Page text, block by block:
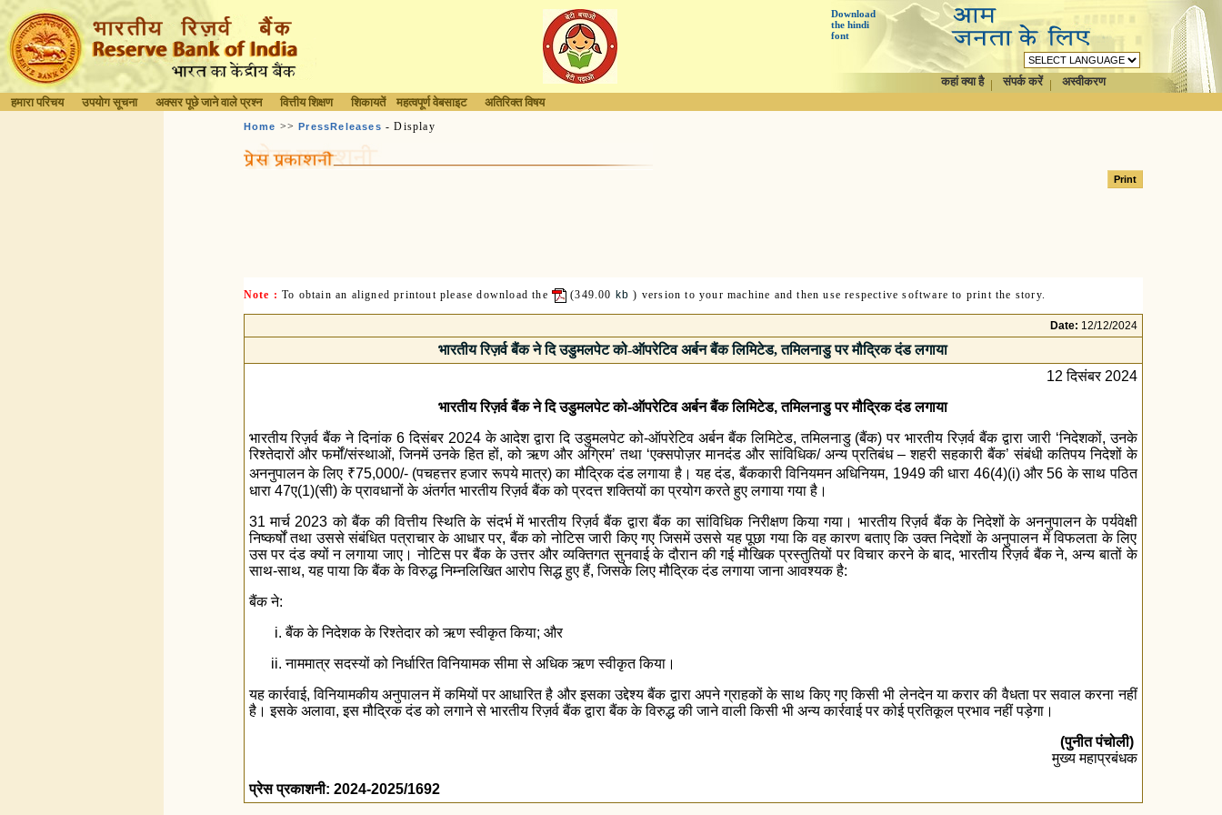
Download
the hindi
font
कहां क्या है संपर्क करें
अस्वीकरण
हमारा परिचय
उपयोग सूचना अक्सर पूछे जाने वाले प्रश्न वित्तीय शिक्षण शिकायतें महत्वपूर्ण वेबसाइट अतिरिक्त विषय
Home >>PressReleases - Display
Note : To obtain an aligned printout please download the (349.00 kb ) version to your machine and then use respective software to print the story.
Date: 12/12/2024
भारतीय रिज़र्व बैंक ने दि उडुमलपेट को-ऑपरेटिव अर्बन बैंक लिमिटेड, तमिलनाडु पर मौद्रिक दंड लगाया
12 दिसंबर 2024
भारतीय रिज़र्व बैंक ने दि उडुमलपेट को-ऑपरेटिव अर्बन बैंक लिमिटेड, तमिलनाडु पर मौद्रिक दंड लगाया
भारतीय रिज़र्व बैंक ने दिनांक 6 दिसंबर 2024 के आदेश द्वारा दि उडुमलपेट को-ऑपरेटिव अर्बन बैंक लिमिटेड, तमिलनाडु (बैंक) पर भारतीय रिज़र्व बैंक द्वारा जारी ‘निदेशकों, उनके
रिश्तेदारों और फर्मों/संस्थाओं, जिनमें उनके हित हों, को ऋण और अग्रिम’ तथा ‘एक्सपोज़र मानदंड और सांविधिक/ अन्य प्रतिबंध – शहरी सहकारी बैंक’ संबंधी कतिपय निदेशों के
अननुपालन के लिए ₹75,000/- (पचहत्तर हजार रूपये मात्र) का मौद्रिक दंड लगाया है। यह दंड, बैंककारी विनियमन अधिनियम, 1949 की धारा 46(4)(i) और 56 के साथ पठित
धारा 47ए(1)(सी) के प्रावधानों के अंतर्गत भारतीय रिज़र्व बैंक को प्रदत्त शक्तियों का प्रयोग करते हुए लगाया गया है।
31 मार्च 2023 को बैंक की वित्तीय स्थिति के संदर्भ में भारतीय रिज़र्व बैंक द्वारा बैंक का सांविधिक निरीक्षण किया गया। भारतीय रिज़र्व बैंक के निदेशों के अननुपालन के पर्यवेक्षी
निष्कर्षों तथा उससे संबंधित पत्राचार के आधार पर, बैंक को नोटिस जारी किए गए जिसमें उससे यह पूछा गया कि वह कारण बताए कि उक्त निदेशों के अनुपालन में विफलता के लिए
उस पर दंड क्यों न लगाया जाए। नोटिस पर बैंक के उत्तर और व्यक्तिगत सुनवाई के दौरान की गई मौखिक प्रस्तुतियों पर विचार करने के बाद, भारतीय रिज़र्व बैंक ने, अन्य बातों के
साथ-साथ, यह पाया कि बैंक के विरुद्ध निम्नलिखित आरोप सिद्ध हुए हैं, जिसके लिए मौद्रिक दंड लगाया जाना आवश्यक है:
बैंक ने:
बैंक के निदेशक के रिश्तेदार को ऋण स्वीकृत किया; और
नाममात्र सदस्यों को निर्धारित विनियामक सीमा से अधिक ऋण स्वीकृत किया।
यह कार्रवाई, विनियामकीय अनुपालन में कमियों पर आधारित है और इसका उद्देश्य बैंक द्वारा अपने ग्राहकों के साथ किए गए किसी भी लेनदेन या करार की वैधता पर सवाल करना नहीं
है। इसके अलावा, इस मौद्रिक दंड को लगाने से भारतीय रिज़र्व बैंक द्वारा बैंक के विरुद्ध की जाने वाली किसी भी अन्य कार्रवाई पर कोई प्रतिकूल प्रभाव नहीं पड़ेगा।
(पुनीत पंचोली)
मुख्य महाप्रबंधक
प्रेस प्रकाशनी: 2024-2025/1692